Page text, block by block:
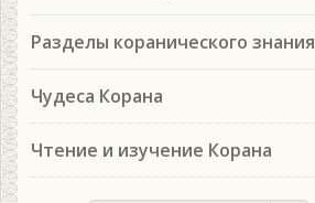
Разделы коранического знания
Чудеса Корана
Чтение и изучение Корана